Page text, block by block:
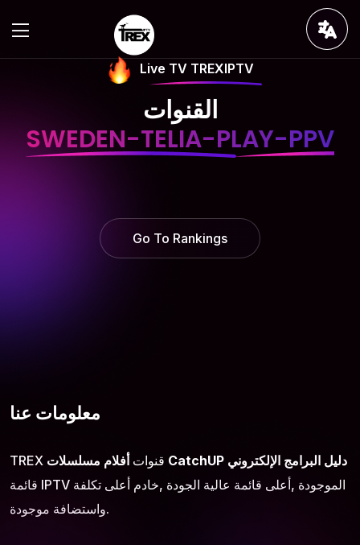
Live TV TREXIPTV
القنوات
SWEDEN-TELIA-PLAY-PPV
Go To Rankings
معلومات عنا
TREX قنوات أفلام CatchUP دليل البرامج الإلكتروني
قائمة IPTV الموجودة ,أعلى قائمة عالية الجودة ,خادم أعلى تكلفة
واستضافة موجودة.